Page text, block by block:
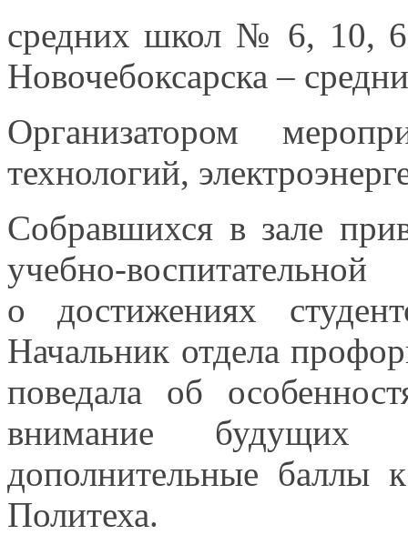
средних школ № 6, 10,
Новочебоксарска –
Организатором
технологий,
Собравшихся в зале
учебно-
о достижениях
Начальник отдела
поведала об
внимание
дополнительные баллы
Политеха.